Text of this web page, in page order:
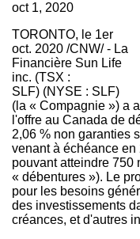
oct 1, 2020
TORONTO, le 1er
oct. 2020 /CNW/ - La
Financière Sun Life
inc. (TSX :
SLF) (NYSE : SLF)
(la « Compagnie ») a
l'offre au Canada de
2,06 % non garanties
venant à échéance en
pouvant atteindre 750
« débentures »). Le
pour les besoins
des investissements
créances, et d'autres